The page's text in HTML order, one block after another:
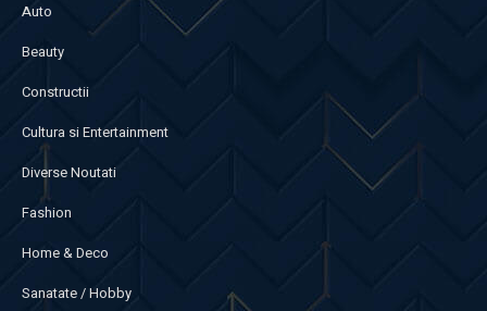
Auto
Beauty
Constructii
Cultura si Entertainment
Diverse Noutati
Fashion
Home & Deco
Sanatate / Hobby